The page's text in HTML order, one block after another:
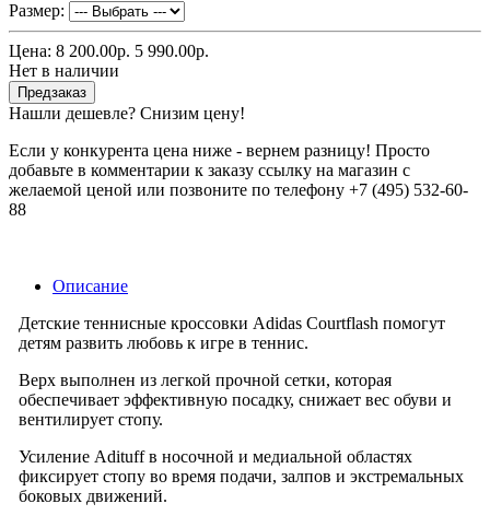
Размер:
Цена: 8 200.00р. 5 990.00р.
Нет в наличии
Предзаказ
Нашли дешевле? Снизим цену!
Если у конкурента цена ниже - вернем разницу! Просто
добавьте в комментарии к заказу ссылку на магазин с
желаемой ценой или позвоните по телефону +7 (495) 532-60-
88
Описание
Детские теннисные кроссовки Adidas Courtflash помогут
детям развить любовь к игре в теннис.
Верх выполнен из легкой прочной сетки, которая
обеспечивает эффективную посадку, снижает вес обуви и
вентилирует стопу.
Усиление Adituff в носочной и медиальной областях
фиксирует стопу во время подачи, залпов и экстремальных
боковых движений.